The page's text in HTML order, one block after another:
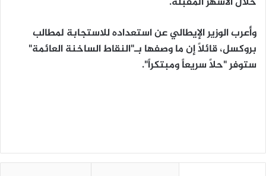
وأعرب الوزير الإيطالي عن استعداده للاستجابة لمطالب
بروكسل، قائلاً إن ما وصفها بـ"النقاط الساخنة العائمة"
ستوفر "حلاً سريعاً ومبتكراً".